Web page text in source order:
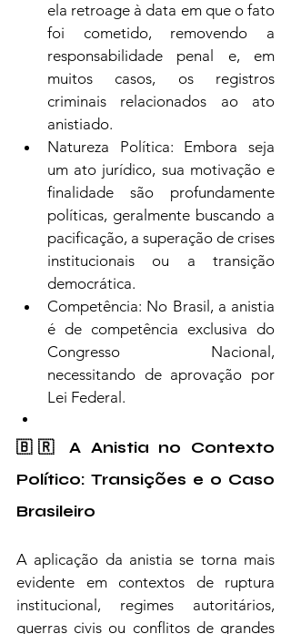
ela retroage à data em que o fato
foi cometido, removendo a
responsabilidade penal e, em
muitos casos, os registros
criminais relacionados ao ato
anistiado.
Natureza Política: Embora seja
um ato jurídico, sua motivação e
finalidade são profundamente
políticas, geralmente buscando a
pacificação, a superação de crises
institucionais ou a transição
democrática.
Competência: No Brasil, a anistia
é de competência exclusiva do
Congresso Nacional,
necessitando de aprovação por
Lei Federal.
🇧🇷 A Anistia no Contexto
Político: Transições e o Caso
Brasileiro
A aplicação da anistia se torna mais
evidente em contextos de ruptura
institucional, regimes autoritários,
guerras civis ou conflitos de grandes